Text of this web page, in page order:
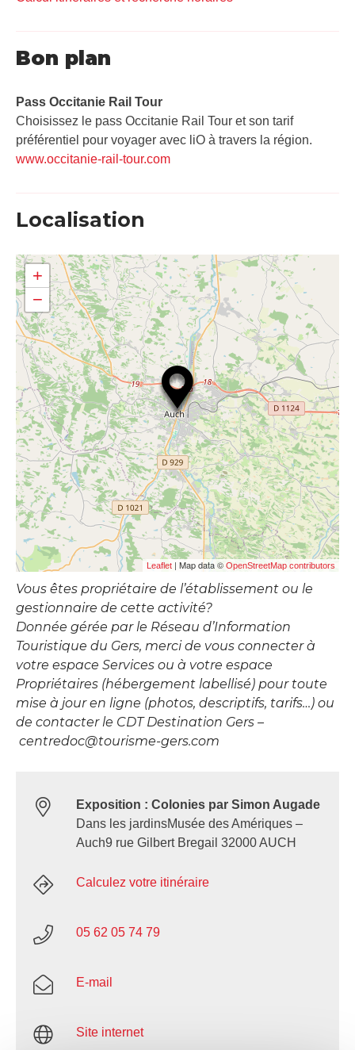
Bon plan
Pass Occitanie Rail Tour​
Choisissez le pass Occitanie Rail Tour et son tarif
préférentiel pour voyager avec liO à travers la région.
www.occitanie-rail-tour.com
Localisation
+
−
Leaflet | Map data © OpenStreetMap contributors
Vous êtes propriétaire de l’établissement ou le
gestionnaire de cette activité?
Donnée gérée par le Réseau d’Information
Touristique du Gers, merci de vous connecter à
votre espace Services ou à votre espace
Propriétaires (hébergement labellisé) pour toute
mise à jour en ligne (photos, descriptifs, tarifs…) ou
de contacter le CDT Destination Gers –
centredoc@tourisme-gers.com
Exposition : Colonies par Simon Augade
Dans les jardinsMusée des Amériques –
Auch9 rue Gilbert Bregail 32000 AUCH
Calculez votre itinéraire
05 62 05 74 79
E-mail
Site internet